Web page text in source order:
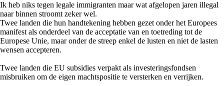
Ik heb niks tegen legale immigranten maar wat afgelopen jaren illegal
naar binnen stroomt zeker wel.
Twee landen die hun handtekening hebben gezet onder het Europees
manifest als onderdeel van de acceptatie van en toetreding tot de
Europese Unie, maar onder de streep enkel de lusten en niet de lasten
wensen accepteren.
Twee landen die EU subsidies verpakt als investeringsfondsen
misbruiken om de eigen machtspositie te versterken en verrijken.